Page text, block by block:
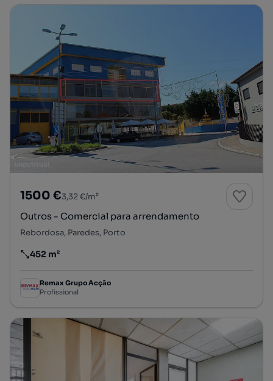
1500 €3,32 €/m²
Outros - Comercial para arrendamento
Rebordosa, Paredes, Porto
Preço por metro quadrado
452 m²
Remax Grupo Acção
Profissional